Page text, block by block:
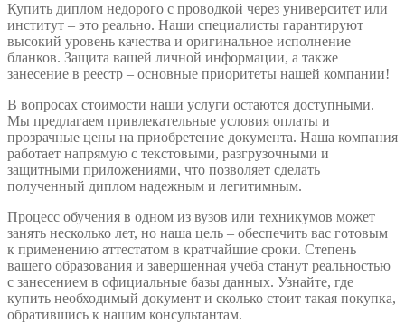
Купить диплом недорого с проводкой через университет или
институт – это реально. Наши специалисты гарантируют
высокий уровень качества и оригинальное исполнение
бланков. Защита вашей личной информации, а также
занесение в реестр – основные приоритеты нашей компании!
В вопросах стоимости наши услуги остаются доступными.
Мы предлагаем привлекательные условия оплаты и
прозрачные цены на приобретение документа. Наша компания
работает напрямую с текстовыми, разгрузочными и
защитными приложениями, что позволяет сделать
полученный диплом надежным и легитимным.
Процесс обучения в одном из вузов или техникумов может
занять несколько лет, но наша цель – обеспечить вас готовым
к применению аттестатом в кратчайшие сроки. Степень
вашего образования и завершенная учеба станут реальностью
с занесением в официальные базы данных. Узнайте, где
купить необходимый документ и сколько стоит такая покупка,
обратившись к нашим консультантам.